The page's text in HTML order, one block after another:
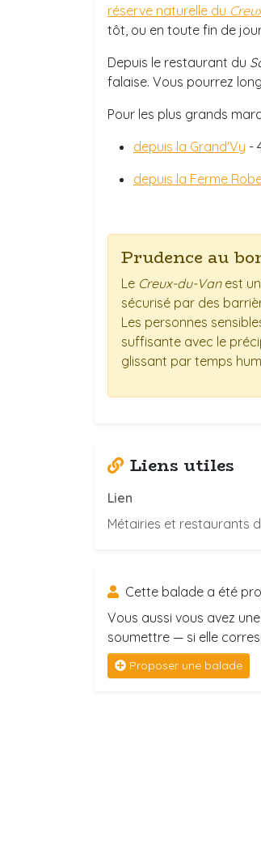
réserve naturelle du
tôt, ou en toute fin de
Depuis le restaurant du
falaise. Vous pourrez
Pour les plus grands
depuis la Grand'Vy -
depuis la Ferme
Prudence au
Le Creux-du-Van est
sécurisé par des
Les personnes
suffisante avec le
glissant par temps
Liens utiles
Lien
Métairies et restaurants
Cette balade a été
Vous aussi vous avez
soumettre — si elle
Proposer une balade